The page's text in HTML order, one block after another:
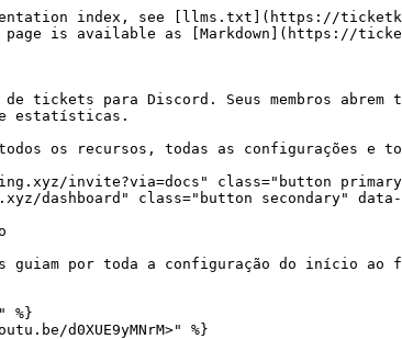
index, see [llms.txt](https://
page is available as [Markdown](https://
tickets para Discord. Seus membros
estatísticas.
todos os recursos, todas as configurações e
invite?via=docs" class="button
dashboard" class="button secondary"
guiam por toda a configuração do início ao
%}
d0XUE9yMNrM>" %}